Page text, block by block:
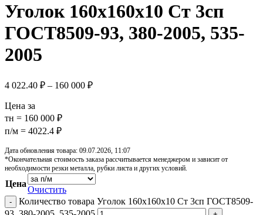
Уголок 160х160х10 Ст 3сп
ГОСТ8509-93, 380-2005, 535-
2005
4 022.40 ₽ – 160 000 ₽
Цена за
тн = 160 000 ₽
п/м = 4022.4 ₽
Дата обновления товара: 09.07.2026, 11:07
*Окончательная стоимость заказа рассчитывается менеджером и зависит от
необходимости резки металла, рубки листа и других условий.
Цена
Очистить
Количество товара Уголок 160х160х10 Ст 3сп ГОСТ8509-